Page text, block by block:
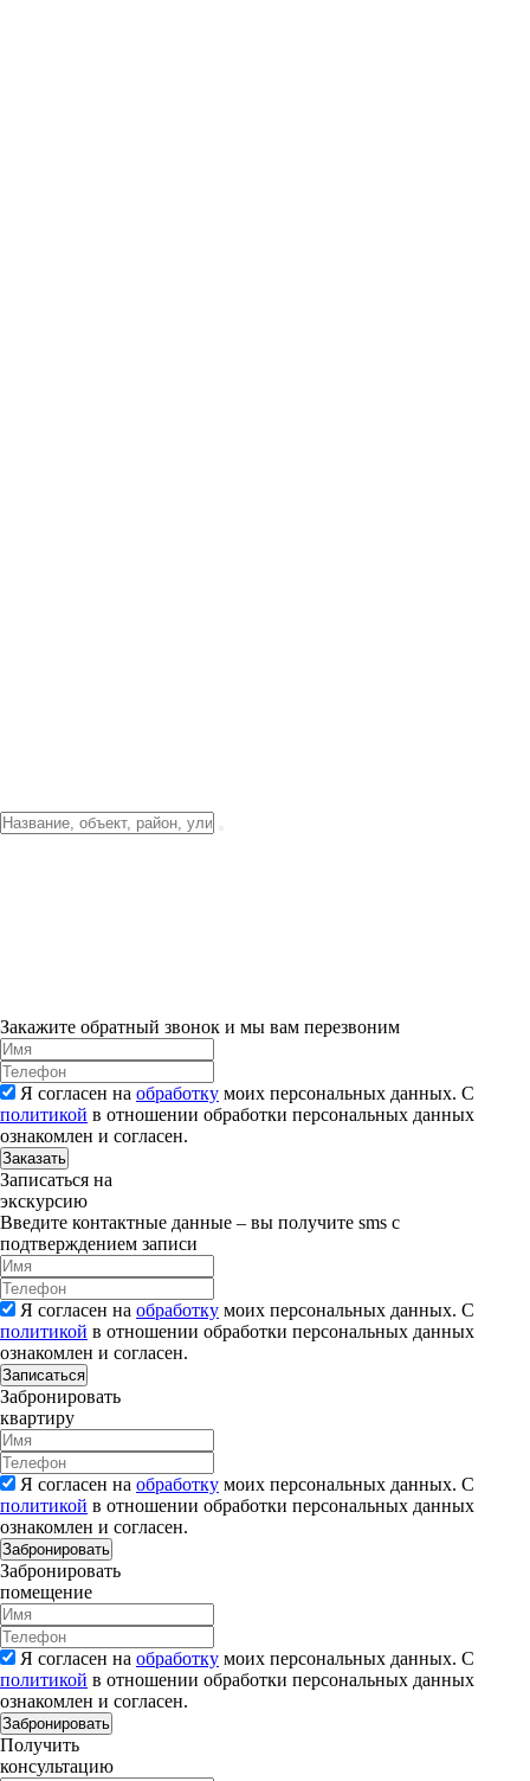
Закажите обратный звонок и мы вам перезвоним
Я согласен на обработку моих персональных данных. С
политикой в отношении обработки персональных данных
ознакомлен и согласен.
Заказать
Записаться на
экскурсию
Введите контактные данные – вы получите sms с
подтверждением записи
Я согласен на обработку моих персональных данных. С
политикой в отношении обработки персональных данных
ознакомлен и согласен.
Записаться
Забронировать
квартиру
Я согласен на обработку моих персональных данных. С
политикой в отношении обработки персональных данных
ознакомлен и согласен.
Забронировать
Забронировать
помещение
Я согласен на обработку моих персональных данных. С
политикой в отношении обработки персональных данных
ознакомлен и согласен.
Забронировать
Получить
консультацию